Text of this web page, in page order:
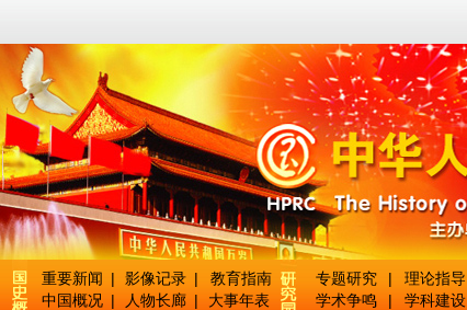
重要新闻 | 影像记录 |
教育指南
中国概况 | 人物长廊 |
大事年表
专题研究 | 理论指导
学术争鸣
| 学科建设